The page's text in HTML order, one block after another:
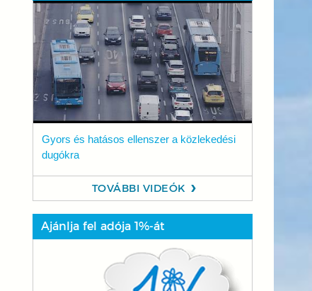
Gyors és hatásos ellenszer a közlekedési
dugókra
TOVÁBBI VIDEÓK
Ajánlja fel adója 1%-át